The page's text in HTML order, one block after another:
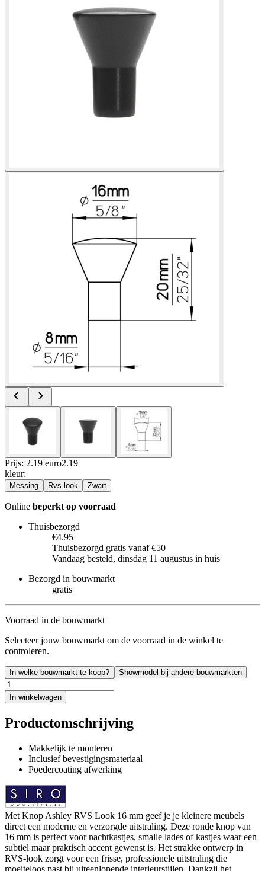
Prijs: 2.19 euro2.19
kleur:
Messing Rvs look Zwart
Online beperkt op voorraad
Thuisbezorgd
€4.95
Thuisbezorgd gratis vanaf €50
Vandaag besteld, dinsdag 11 augustus in huis
Bezorgd in bouwmarkt
gratis
Voorraad in de bouwmarkt
Selecteer jouw bouwmarkt om de voorraad in de winkel te
controleren.
In welke bouwmarkt te koop? Showmodel bij andere bouwmarkten
In winkelwagen
Productomschrijving
Makkelijk te monteren
Inclusief bevestigingsmateriaal
Poedercoating afwerking
Met Knop Ashley RVS Look 16 mm geef je je kleinere meubels
direct een moderne en verzorgde uitstraling. Deze ronde knop van
16 mm is perfect voor nachtkastjes, smalle lades of kastjes waar een
subtiel maar praktisch accent gewenst is. Het strakke ontwerp in
RVS-look zorgt voor een frisse, professionele uitstraling die
moeiteloos past bij uiteenlopende interieurstijlen. Dankzij het